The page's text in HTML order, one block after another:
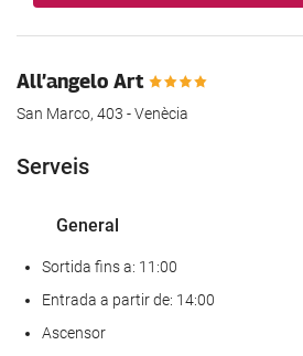
All’angelo Art
San Marco, 403 - Venècia
Serveis
General
Sortida fins a: 11:00
Entrada a partir de: 14:00
Ascensor